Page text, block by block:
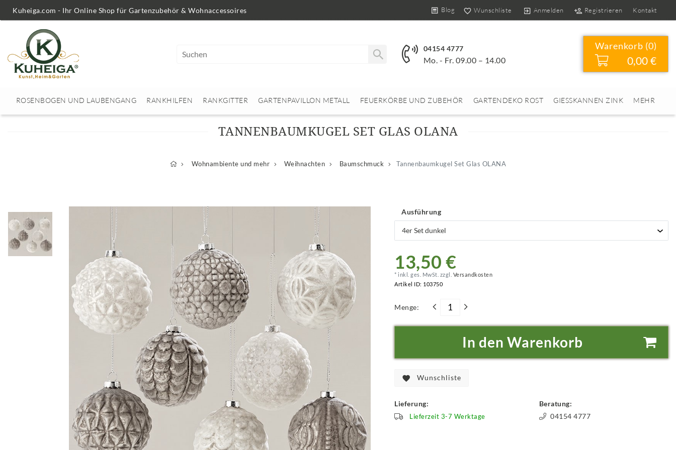
Kuheiga.com - Ihr Online Shop für Gartenzubehör & Wohnaccessoires Blog Wunschliste Anmelden Registrieren Kontakt
04154 4777
Mo. - Fr. 09.00 – 14.00
Warenkorb (0)
0,00 €
ROSENBOGEN UND LAUBENGANG RANKHILFEN RANKGITTER GARTENPAVILLON METALL FEUERKÖRBE UND ZUBEHÖR GARTENDEKO ROST GIESSKANNEN ZINK MEHR
TANNENBAUMKUGEL SET GLAS OLANA
Wohnambiente und mehr Weihnachten Baumschmuck Tannenbaumkugel Set Glas OLANA
Ausführung
13,50 €
* inkl. ges. MwSt. zzgl.
Versandkosten
Artikel ID: 103750
Menge:
In den Warenkorb
Wunschliste
Lieferung:
Lieferzeit 3-7 Werktage
Beratung:
04154 4777